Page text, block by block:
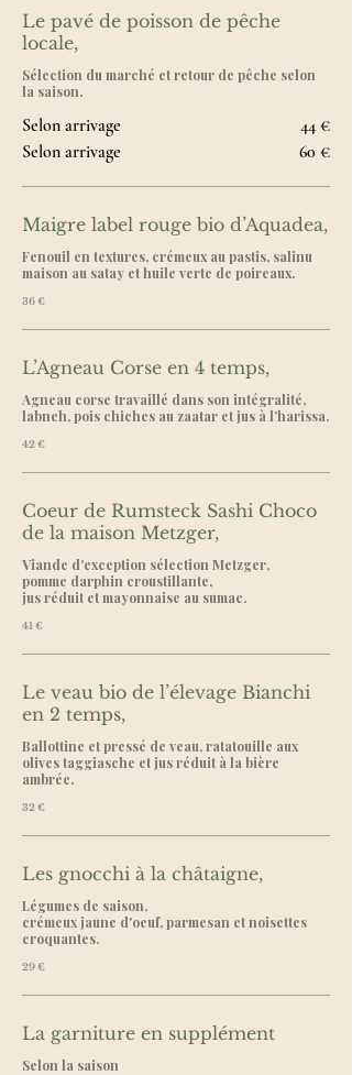
Le pavé de poisson de pêche
locale,
Sélection du marché et retour de pêche selon
la saison.
Selon arrivage
44 €
Selon arrivage
60 €
Maigre label rouge bio d’Aquadea,
Fenouil en textures, crémeux au pastis, salinu
36 €
L’Agneau Corse en 4 temps,
Agneau corse travaillé dans son intégralité,
labneh, pois chiches au zaatar et jus à l’harissa.
42 €
Coeur de Rumsteck Sashi Choco
de la maison Metzger,
Viande d'exception sélection Metzger,
pomme darphin croustillante,
jus réduit et mayonnaise au sumac.
41 €
Le veau bio de l’élevage Bianchi
en 2 temps,
Ballottine et pressé de veau, ratatouille aux
olives taggiasche et jus réduit à la bière
32 €
Les gnocchi à la châtaigne,
Légumes de saison,
crémeux jaune d'oeuf, parmesan et noisettes
29 €
La garniture en supplément
Selon la saison